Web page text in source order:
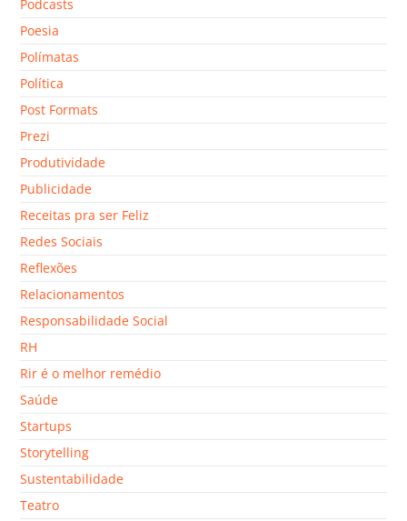
Podcasts
Poesia
Polímatas
Política
Post Formats
Prezi
Produtividade
Publicidade
Receitas pra ser Feliz
Redes Sociais
Reflexões
Relacionamentos
Responsabilidade Social
RH
Rir é o melhor remédio
Saúde
Startups
Storytelling
Sustentabilidade
Teatro